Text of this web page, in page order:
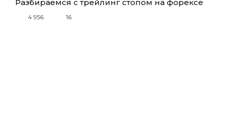
Разбираемся с трейлинг стопом на форексе
4 956 16